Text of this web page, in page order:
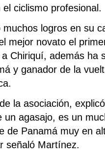
ciclismo profesional.
logros en su
mejor novato el
Chiriquí, además ha
y ganador de la
la asociación,
un agasajo, es un
de Panamá muy en
señaló Martínez.